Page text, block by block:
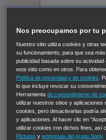
Despedida Salvaje
Thomas, el ojo del
Insomnia El Guardián
Hudson & Rex Diez
Regreso al futuro III
caballeros Tormenta
y Lola High Country
Moonflower Murders
Evolution Terapia de
Nos preocupamos por tu
Nuestro sitio utiliza cookies y otras
su funcionamiento, para que sea
publicidad basada sobre su
este sitio como en otros. Para
Política de privacidad y de cookies
.
lo que incluye revocar su
Herramientade consentimiento de
utilizar nuestros sitios y aplicaciones
cookies, pero desactivarlas podría
y aplicaciones. Al hacer clic en
utilizar cookies con dichos fines, así
Pictures yempresas del grupo Sony.